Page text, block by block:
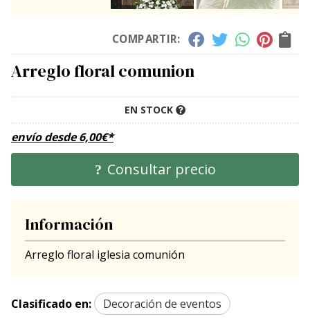
COMPARTIR:
Arreglo floral comunion
EN STOCK
envío desde6,00€*
Consultar precio
Información
Arreglo floral iglesia comunión
Clasificado en: Decoración de eventos